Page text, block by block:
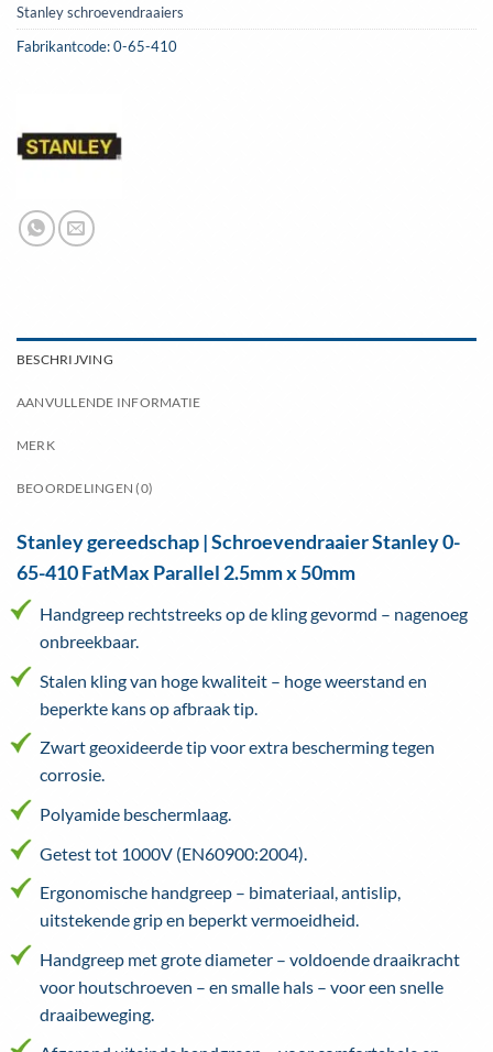
Stanley schroevendraaiers
Fabrikantcode: 0-65-410
BESCHRIJVING
AANVULLENDE INFORMATIE
MERK
BEOORDELINGEN (0)
Stanley gereedschap | Schroevendraaier Stanley 0-
65-410 FatMax Parallel 2.5mm x 50mm
Handgreep rechtstreeks op de kling gevormd – nagenoeg
onbreekbaar.
Stalen kling van hoge kwaliteit – hoge weerstand en
beperkte kans op afbraak tip.
Zwart geoxideerde tip voor extra bescherming tegen
corrosie.
Polyamide beschermlaag.
Getest tot 1000V (EN60900:2004).
Ergonomische handgreep – bimateriaal, antislip,
uitstekende grip en beperkt vermoeidheid.
Handgreep met grote diameter – voldoende draaikracht
voor houtschroeven – en smalle hals – voor een snelle
draaibeweging.